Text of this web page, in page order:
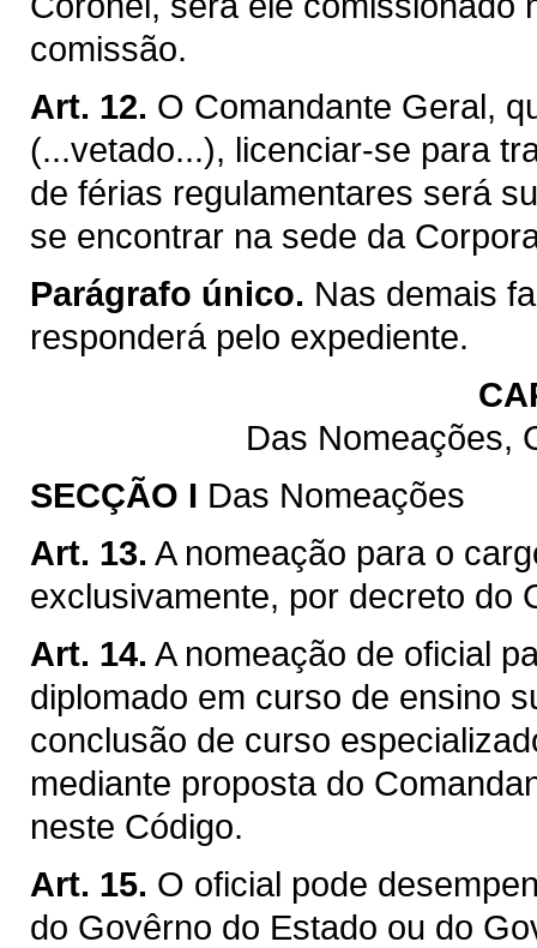
comissão.
Art. 12. O Comandante Geral,
(...vetado...), licenciar-se para
de férias regulamentares será
se encontrar na sede da
Parágrafo único. Nas demais
responderá pelo expediente.
Das Nomeações,
SECÇÃO I Das Nomeações
Art. 13. A nomeação para o
exclusivamente, por decreto do
Art. 14. A nomeação de oficial
diplomado em curso de ensino
conclusão de curso
mediante proposta do
neste Código.
Art. 15. O oficial pode
do Govêrno do Estado ou do